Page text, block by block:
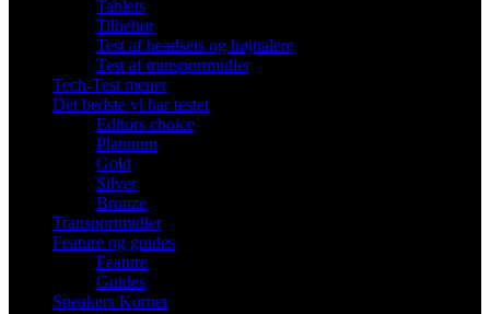
Tablets
Tilbehør
Test af headsets og højttalere
Test af transportmidler
Tech-Test mener
Det bedste vi har testet
Editors choice
Platinum
Gold
Silver
Bronze
Transportmidler
Feature og guides
Feature
Guides
Speakers Korner